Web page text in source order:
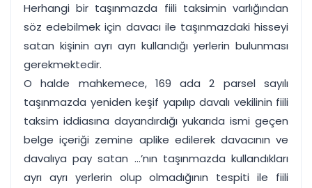
Herhangi bir taşınmazda fiili taksimin varlığından
söz edebilmek için davacı ile taşınmazdaki hisseyi
satan kişinin ayrı ayrı kullandığı yerlerin bulunması
gerekmektedir.
O halde mahkemece, 169 ada 2 parsel sayılı
taşınmazda yeniden keşif yapılıp davalı vekilinin fiili
taksim iddiasına dayandırdığı yukarıda ismi geçen
belge içeriği zemine aplike edilerek davacının ve
davalıya pay satan ...’nın taşınmazda kullandıkları
ayrı ayrı yerlerin olup olmadığının tespiti ile fiili